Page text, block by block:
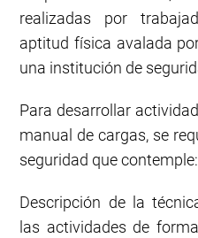
realizadas por
aptitud física avalada
una institución de
Para desarrollar
manual de cargas, se
seguridad que contemple:
Descripción de la
las actividades de